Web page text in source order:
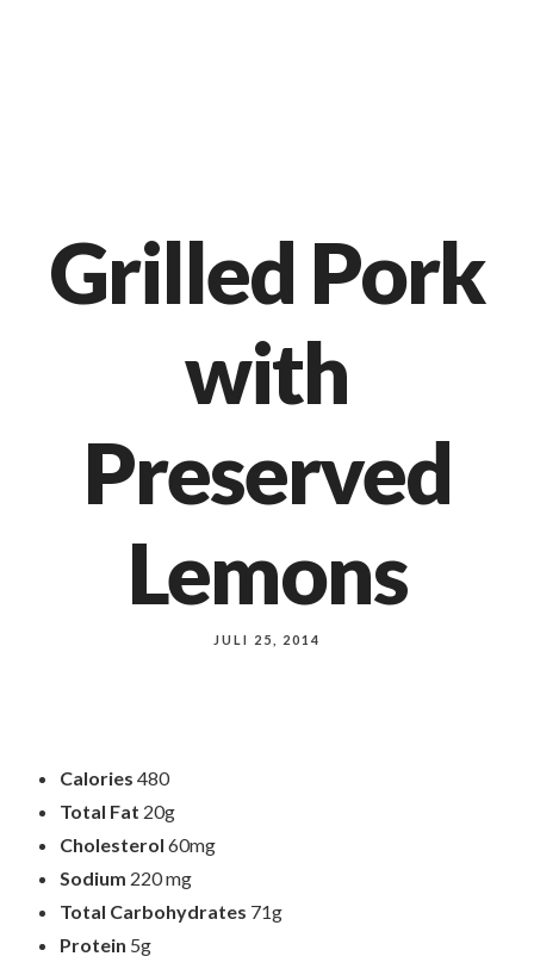
Grilled Pork
with
Preserved
Lemons
JULI 25, 2014
Calories 480
Total Fat 20g
Cholesterol 60mg
Sodium 220 mg
Total Carbohydrates 71g
Protein 5g